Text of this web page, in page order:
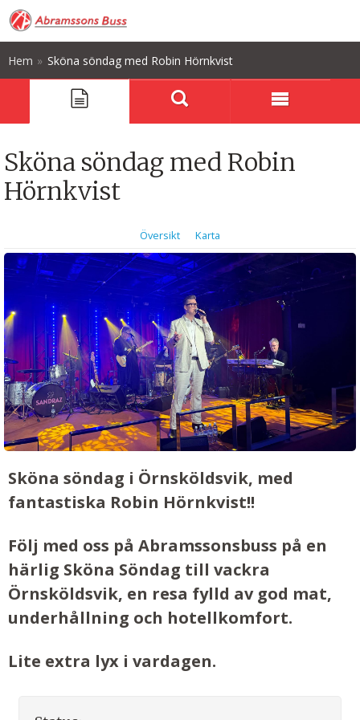
Hem » Sköna söndag med Robin Hörnkvist
Sköna söndag med Robin
Hörnkvist
Översikt Karta
Sköna söndag i Örnsköldsvik, med
fantastiska Robin Hörnkvist!!
Följ med oss på Abramssonsbuss på en
härlig Sköna Söndag till vackra
Örnsköldsvik, en resa fylld av god mat,
underhållning och hotellkomfort.
Lite extra lyx i vardagen.